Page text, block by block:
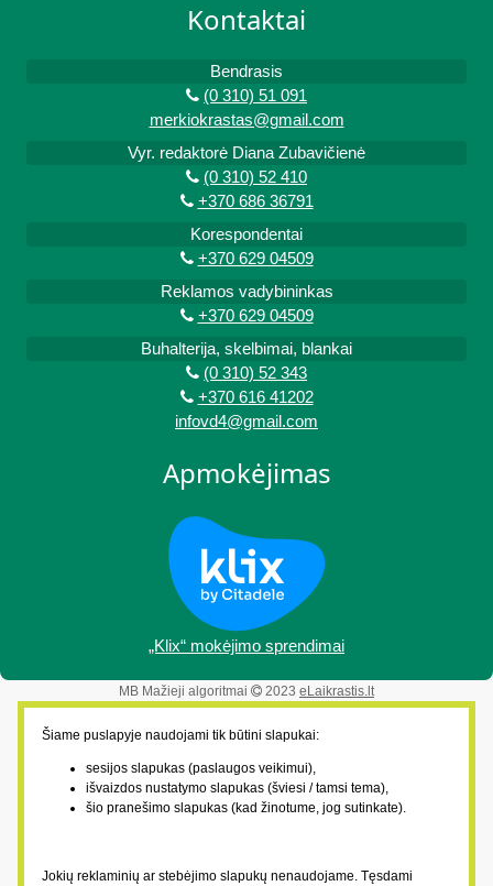
Kontaktai
Bendrasis
(0 310) 51 091
merkiokrastas@gmail.com
Vyr. redaktorė Diana Zubavičienė
(0 310) 52 410
+370 686 36791
Korespondentai
+370 629 04509
Reklamos vadybininkas
+370 629 04509
Buhalterija, skelbimai, blankai
(0 310) 52 343
+370 616 41202
infovd4@gmail.com
Apmokėjimas
„Klix“ mokėjimo sprendimai
MB Mažieji algoritmai 2023 eLaikrastis.lt
Šiame puslapyje naudojami tik būtini slapukai:
sesijos slapukas (paslaugos veikimui),
išvaizdos nustatymo slapukas (šviesi / tamsi tema),
šio pranešimo slapukas (kad žinotume, jog sutinkate).
Jokių reklaminių ar stebėjimo slapukų nenaudojame. Tęsdami